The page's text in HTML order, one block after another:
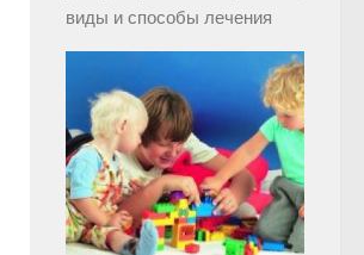
виды и способы лечения